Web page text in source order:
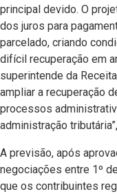
principal devido. O
dos juros para
parcelado, criando
difícil recuperação em
superintende da
ampliar a recuperação
processos
administração
A previsão, após
negociações entre 1º
que os contribuintes